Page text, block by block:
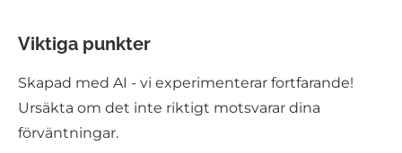
Viktiga punkter
Skapad med AI - vi experimenterar fortfarande!
Ursäkta om det inte riktigt motsvarar dina
förväntningar.